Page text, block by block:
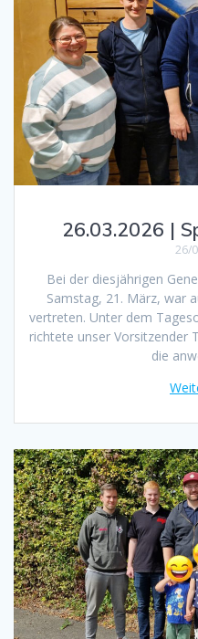
26.03.2026 |
26/
Bei der diesjährigen
Samstag, 21. März, war
vertreten. Unter dem
richtete unser Vorsitzender
die